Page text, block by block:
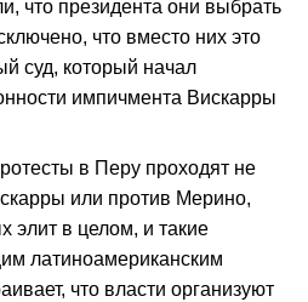
что президента они выбрать
что вместо них это
суд, который начал
импичмента Вискарры
в Перу проходят не
или против Мерино,
элит в целом, и такие
латиноамериканским
что власти организуют